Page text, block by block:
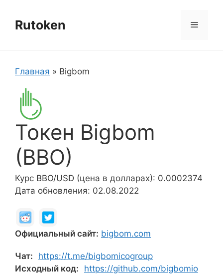
содержимому
Rutoken Меню
Главная » Bigbom
Токен Bigbom
(BBO)
Курс BBO/USD (цена в долларах): 0.0002374
Дата обновления: 02.08.2022
Официальный сайт: bigbom.com
Чат:
https://t.me/bigbomicogroup
Исходный код:
https://github.com/bigbomio